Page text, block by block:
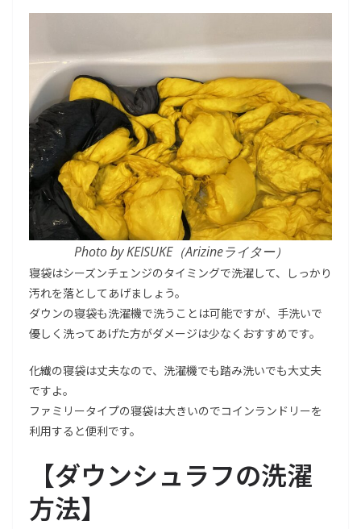
Photo by KEISUKE（Arizineライター）
寝袋はシーズンチェンジのタイミングで洗濯して、しっかり
汚れを落としてあげましょう。
ダウンの寝袋も洗濯機で洗うことは可能ですが、手洗いで
優しく洗ってあげた方がダメージは少なくおすすめです。
化繊の寝袋は丈夫なので、洗濯機でも踏み洗いでも大丈夫
ですよ。
ファミリータイプの寝袋は大きいのでコインランドリーを
利用すると便利です。
【ダウンシュラフの洗濯
方法】